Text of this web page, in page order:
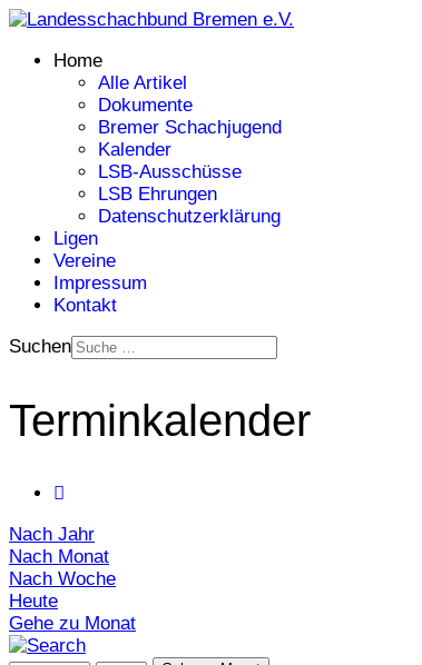
Home
Alle Artikel
Dokumente
Bremer Schachjugend
Kalender
LSB-Ausschüsse
LSB Ehrungen
Datenschutzerklärung
Ligen
Vereine
Impressum
Kontakt
Suchen
Terminkalender
Nach Jahr
Nach Monat
Nach Woche
Heute
Gehe zu Monat